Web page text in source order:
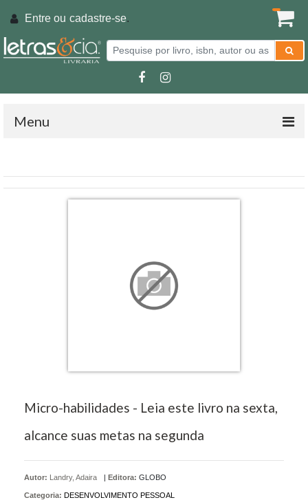
Entre ou cadastre-se.
Menu
Micro-habilidades - Leia este livro na sexta,
alcance suas metas na segunda
Autor: Landry, Adaira | Editora: GLOBO
Categoria: DESENVOLVIMENTO PESSOAL